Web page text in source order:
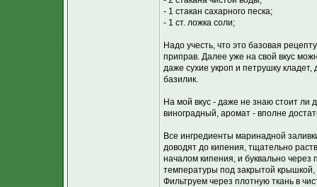
- 1 стакан сахарного песка;
- 1 ст. ложка соли;
Надо учесть, что это базовая
приправ. Далее уже на свой вкус
даже сухие укроп и петрушку
базилик.
На мой вкус - даже не знаю стоит ли
виноградный, аромат - вполне
Все ингредиенты маринадной
доводят до кипения, тщательно
началом кипения, и буквально
температуры под закрытой
Фильтруем через плотную ткань в